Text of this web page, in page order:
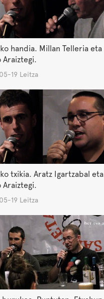
handia. Millan Telleria eta
Araiztegi.
19 Leitza
txikia. Aratz Igartzabal eta
Araiztegi.
19 Leitza